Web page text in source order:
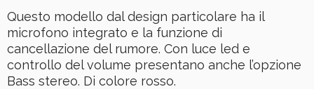
Questo modello dal design particolare ha il
microfono integrato e la funzione di
cancellazione del rumore. Con luce led e
controllo del volume presentano anche l’opzione
Bass stereo. Di colore rosso.